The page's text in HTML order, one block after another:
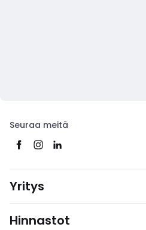
Seuraa meitä
Yritys
Hinnastot